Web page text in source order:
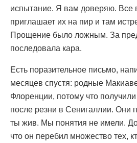
испытание. Я вам доверяю. Все
приглашает их на пир и там
Прощение было ложным. За
последовала кара.
Есть поразительное письмо,
месяцев спустя: родные
Флоренции, потому что получили
после резни в Сенигаллии. Они
ты жив. Мы понятия не имели.
что он перебил множество тех,